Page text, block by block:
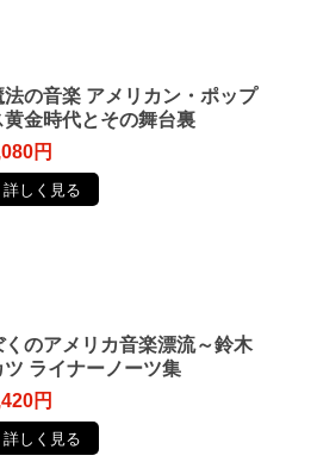
法の音楽 アメリカン・ポップ
黄金時代とその舞台裏
円
詳しく見る
くのアメリカ音楽漂流～鈴木
ツ ライナーノーツ集
円
詳しく見る